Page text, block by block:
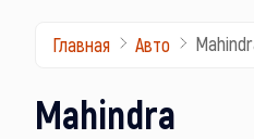
Главная Авто
Mahindra